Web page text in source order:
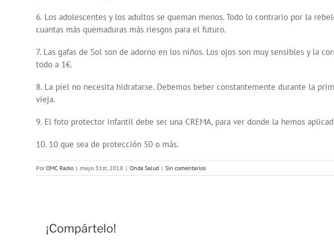
6. Los adolescentes y los adultos se queman menos. Todo lo contrario por la
cuantas más quemaduras más riesgos para el futuro.
7. Las gafas de Sol son de adorno en los niños. Los ojos son muy sensibles y la
todo a 1€.
8. La piel no necesita hidratarse. Debemos beber constantemente durante la
vieja.
9. El foto protector infantil debe ser una CREMA, para ver donde la hemos
10. 10 que sea de protección 50 o más.
Por OMC Radio | mayo 31st, 2018 | Onda Salud | Sin comentarios
¡Compártelo!